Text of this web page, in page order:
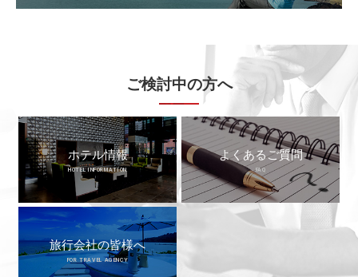
ご検討中の方へ
ホテル情報
HOTEL INFORMATION
よくあるご質問
FAQ
旅行会社の皆様へ
FOR TRAVEL AGENCY